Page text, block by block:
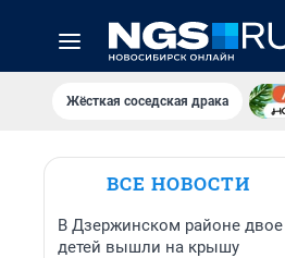
Жёсткая соседская драка
ВСЕ НОВОСТИ
В Дзержинском районе двое
детей вышли на крышу